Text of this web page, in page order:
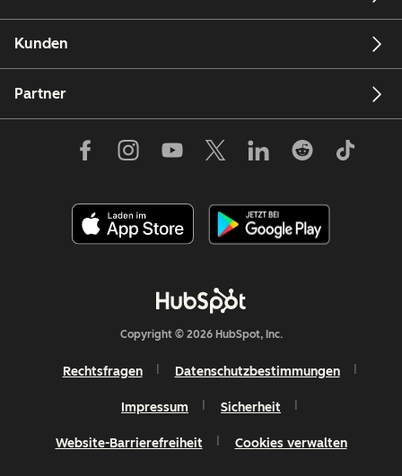
Kunden
Partner
Copyright © 2026 HubSpot, Inc.
Rechtsfragen Datenschutzbestimmungen
Impressum Sicherheit
Website-Barrierefreiheit Cookies verwalten